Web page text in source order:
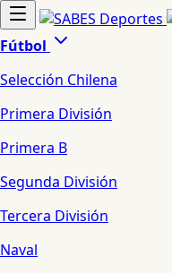
Fútbol
Selección Chilena
Primera División
Primera B
Segunda División
Tercera División
Naval